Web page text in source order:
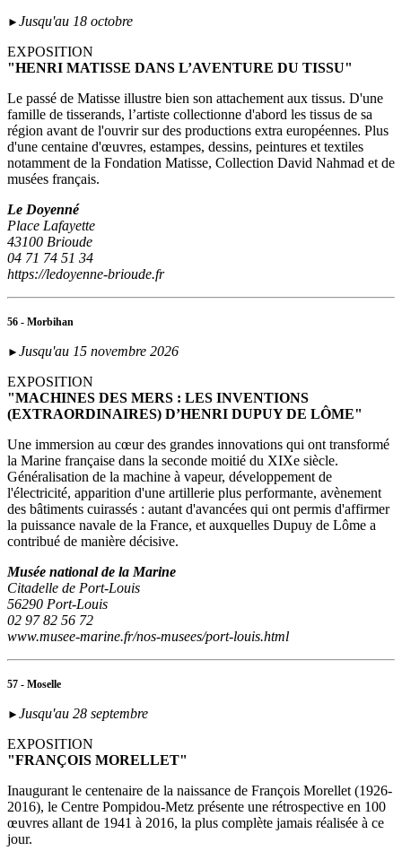
► Jusqu'au 18 octobre
EXPOSITION
"HENRI MATISSE DANS L’AVENTURE DU TISSU"
Le passé de Matisse illustre bien son attachement aux tissus. D'une
famille de tisserands, l’artiste collectionne d'abord les tissus de sa
région avant de l'ouvrir sur des productions extra européennes. Plus
d'une centaine d'œuvres, estampes, dessins, peintures et textiles
notamment de la Fondation Matisse, Collection David Nahmad et de
musées français.
Le Doyenné
Place Lafayette
43100 Brioude
04 71 74 51 34
https://ledoyenne-brioude.fr
56 - Morbihan
► Jusqu'au 15 novembre 2026
EXPOSITION
"MACHINES DES MERS : LES INVENTIONS
(EXTRAORDINAIRES) D’HENRI DUPUY DE LÔME"
Une immersion au cœur des grandes innovations qui ont transformé
la Marine française dans la seconde moitié du XIXe siècle.
Généralisation de la machine à vapeur, développement de
l'électricité, apparition d'une artillerie plus performante, avènement
des bâtiments cuirassés : autant d'avancées qui ont permis d'affirmer
la puissance navale de la France, et auxquelles Dupuy de Lôme a
contribué de manière décisive.
Musée national de la Marine
Citadelle de Port-Louis
56290 Port-Louis
02 97 82 56 72
www.musee-marine.fr/nos-musees/port-louis.html
57 - Moselle
► Jusqu'au 28 septembre
EXPOSITION
"FRANÇOIS MORELLET"
Inaugurant le centenaire de la naissance de François Morellet (1926-
2016), le Centre Pompidou-Metz présente une rétrospective en 100
œuvres allant de 1941 à 2016, la plus complète jamais réalisée à ce
jour.